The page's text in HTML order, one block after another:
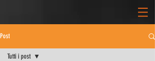
Post
Tutti i post